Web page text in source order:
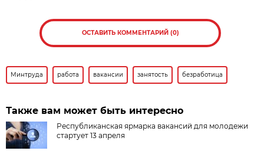
ОСТАВИТЬ КОММЕНТАРИЙ (0)
Минтруда работа вакансии занятость безработица
Также вам может быть интересно
Республиканская ярмарка вакансий для молодежи
стартует 13 апреля